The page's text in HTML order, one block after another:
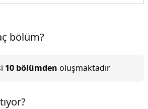
bölüm?
10 bölümden oluşmaktadır